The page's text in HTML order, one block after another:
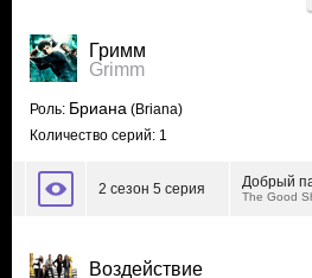
Гримм
Grimm
Роль: Бриана (Briana)
Количество серий: 1
2 сезон 5 серия Добрый
The Good
Воздействие